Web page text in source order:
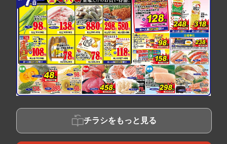
チラシをもっと見る